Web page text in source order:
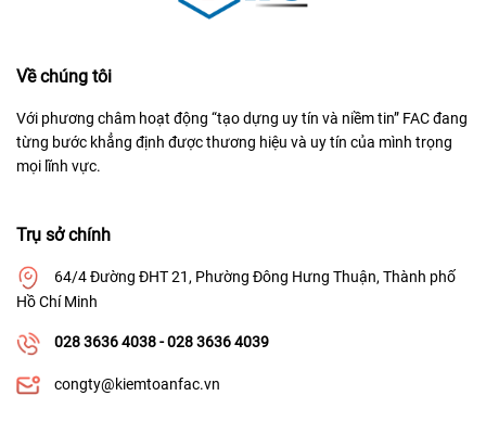
Về chúng tôi
Với phương châm hoạt động “tạo dựng uy tín và niềm tin” FAC đang
từng bước khẳng định được thương hiệu và uy tín của mình trọng
mọi lĩnh vực.
Trụ sở chính
64/4 Đường ĐHT 21, Phường Đông Hưng Thuận, Thành phố
Hồ Chí Minh
028 3636 4038 - 028 3636 4039
congty@kiemtoanfac.vn